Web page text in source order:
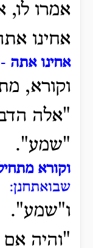
אמרו לו,
אחינו
אחינו אתה
וקורא,
"אלה
"שמע".
וקורא
שבואתחנן:
ו"שמע".
"והיה